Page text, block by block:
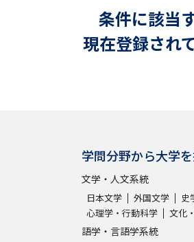
大学入学
大学入
幼稚園教
大学で
新増設大
条件に該当
現在登録され
学問分野から大学
文学・人文系統
日本文学 外国文学 史
心理学・行動科学
文化
語学・言語学系統